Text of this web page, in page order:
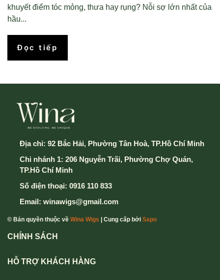
khuyết điểm tóc mỏng, thưa hay rụng? Nỗi sợ lớn nhất của
hầu...
Đọc tiếp
Địa chỉ: 92 Bắc Hải, Phường Tân Hoà, TP.Hồ Chí Minh
Chi nhánh 1: 206 Nguyễn Trãi, Phường Chợ Quán,
TP.Hồ Chí Minh
Số điện thoại: 0916 110 833
Email: winawigs@gmail.com
© Bản quyền thuộc về Wina Wigs | Cung cấp bởi Sapo
CHÍNH SÁCH
HỖ TRỢ KHÁCH HÀNG